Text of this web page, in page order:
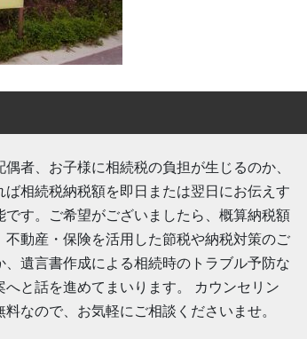
偶者、お子様に相続税の負担が生じるのか、
ば相続税納税額を即日または翌日にお伝えす
です。ご希望がございましたら、概算納税額
不動産・保険を活用した節税や納税対策のご
、遺言書作成による相続時のトラブル予防な
へと話を進めてまいります。 カウンセリン
料なので、お気軽にご相談くださいませ。